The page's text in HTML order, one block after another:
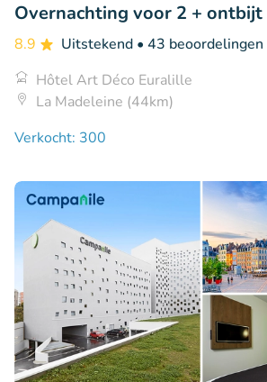
Overnachting voor 2 +
8.9 Uitstekend • 43 beoordelingen
Hôtel Art Déco Euralille
La Madeleine (44km)
Verkocht: 300